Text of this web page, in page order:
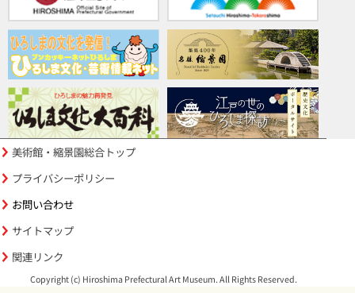
美術館・縮景園総合トップ
プライバシーポリシー
お問い合わせ
サイトマップ
関連リンク
Copyright (c) Hiroshima Prefectural Art Museum. All Rights Reserved.